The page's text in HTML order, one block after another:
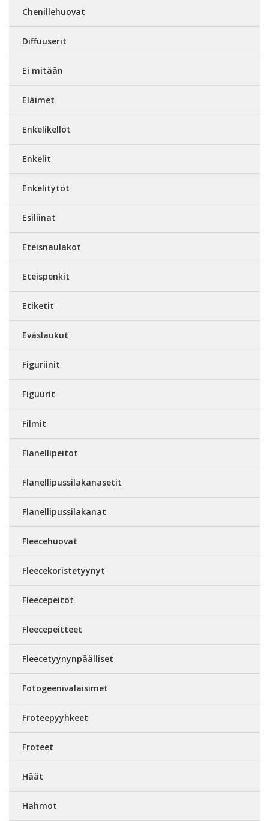
Chenillehuovat
Diffuuserit
Ei mitään
Eläimet
Enkelikellot
Enkelit
Enkelitytöt
Esiliinat
Eteisnaulakot
Eteispenkit
Etiketit
Eväslaukut
Figuriinit
Figuurit
Filmit
Flanellipeitot
Flanellipussilakanasetit
Flanellipussilakanat
Fleecehuovat
Fleecekoristetyynyt
Fleecepeitot
Fleecepeitteet
Fleecetyynynpäälliset
Fotogeenivalaisimet
Froteepyyhkeet
Froteet
Häät
Hahmot